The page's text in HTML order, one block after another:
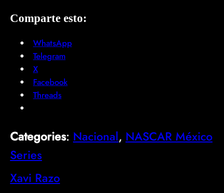
Comparte esto:
WhatsApp
Telegram
X
Facebook
Threads
Categories: Nacional, NASCAR México
Series
Xavi Razo